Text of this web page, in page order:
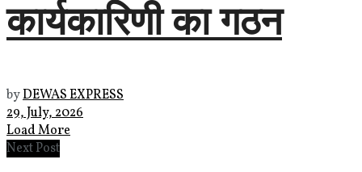
कार्यकारिणी का गठन
byDEWAS EXPRESS
29, July, 2026
Load More
Next Post